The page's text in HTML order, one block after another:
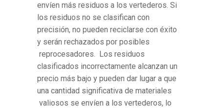
envíen más residuos a los vertederos. Si
los residuos no se clasifican con
precisión, no pueden reciclarse con éxito
y serán rechazados por posibles
reprocesadores. Los residuos
clasificados incorrectamente alcanzan un
precio más bajo y pueden dar lugar a que
una cantidad significativa de materiales
valiosos se envíen a los vertederos, lo